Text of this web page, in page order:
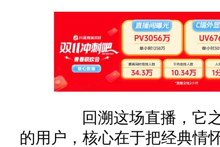
回溯这场直播，它之
的用户，核心在于把经典情